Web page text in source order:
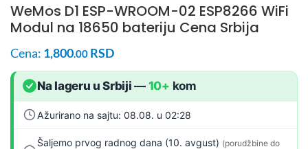
WeMos D1 ESP-WROOM-02 ESP8266 WiFi
Modul na 18650 bateriju Cena Srbija
Cena: 1,800.00 RSD
Na lageru u Srbiji — 10+ kom
Ažurirano na sajtu: 08.08. u 02:28
Šaljemo prvog radnog dana (10. avgust) (porudžbine do